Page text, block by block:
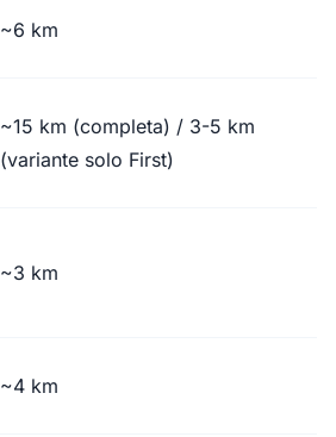
~6 km
~15 km (completa) / 3-5 km
(variante solo First)
~3 km
~4 km